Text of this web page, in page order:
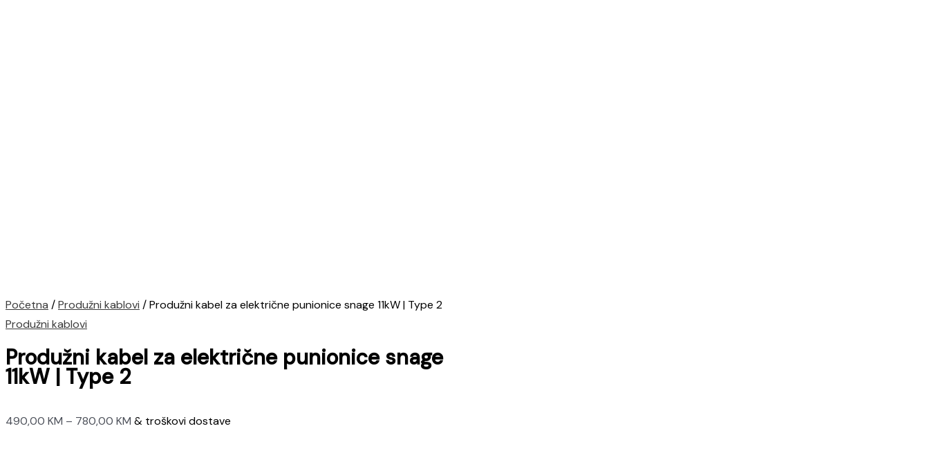
Početna /Produžni kablovi / Produžni kabel za električne punionice snage 11kW | Type 2
Produžni kablovi
Produžni kabel za električne punionice snage
11kW | Type 2
490,00 KM – 780,00 KM Raspon
& troškovi dostave